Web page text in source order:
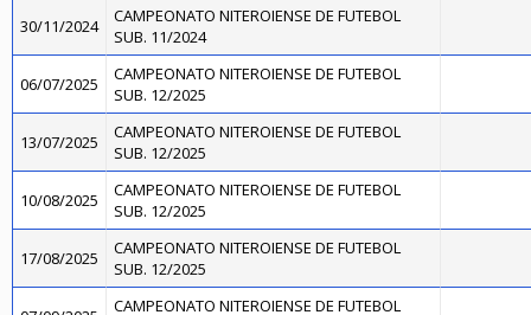
30/11/2024
CAMPEONATO NITEROIENSE DE FUTEBOL
SUB. 11/2024
06/07/2025
CAMPEONATO NITEROIENSE DE FUTEBOL
SUB. 12/2025
13/07/2025
CAMPEONATO NITEROIENSE DE FUTEBOL
SUB. 12/2025
10/08/2025
CAMPEONATO NITEROIENSE DE FUTEBOL
SUB. 12/2025
17/08/2025
CAMPEONATO NITEROIENSE DE FUTEBOL
SUB. 12/2025
CAMPEONATO NITEROIENSE DE FUTEBOL